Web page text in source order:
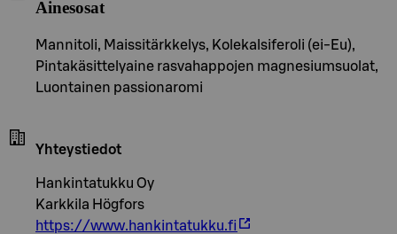
Ainesosat
Mannitoli, Maissitärkkelys, Kolekalsiferoli (ei-Eu),
Pintakäsittelyaine rasvahappojen magnesiumsuolat,
Luontainen passionaromi
Yhteystiedot
Hankintatukku Oy
Karkkila Högfors
https://www.hankintatukku.fi